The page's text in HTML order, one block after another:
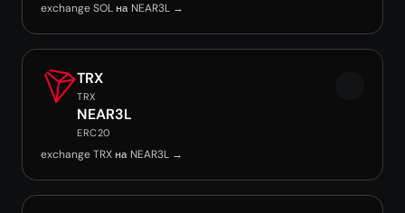
exchange SOL на NEAR3L →
TRX
TRX
NEAR3L
ERC20
exchange TRX на NEAR3L →